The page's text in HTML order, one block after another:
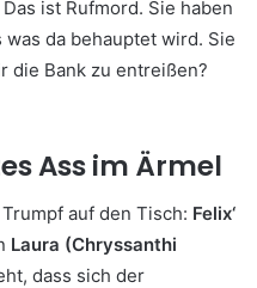
ist Rufmord. Sie haben
da behauptet wird. Sie
die Bank zu entreißen?
Ass im Ärmel
auf den Tisch: Felix‘
Laura (Chryssanthi
dass sich der